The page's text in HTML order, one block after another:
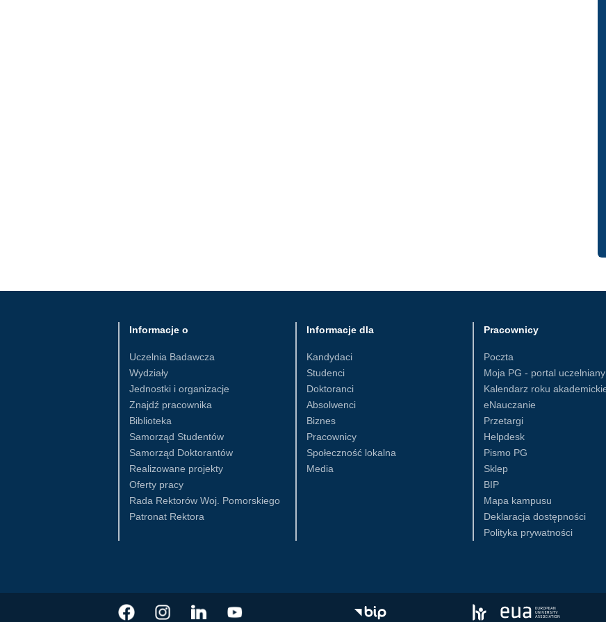
Informacje o
Uczelnia Badawcza
Wydziały
Jednostki i organizacje
Znajdź pracownika
Biblioteka
Samorząd Studentów
Samorząd Doktorantów
Realizowane projekty
Oferty pracy
Rada Rektorów Woj. Pomorskiego
Patronat Rektora
Informacje dla
Kandydaci
Studenci
Doktoranci
Absolwenci
Biznes
Pracownicy
Społeczność lokalna
Media
Pracownicy
Poczta
Moja PG - portal uczelniany
Kalendarz roku
eNauczanie
Przetargi
Helpdesk
Pismo PG
Sklep
BIP
Mapa kampusu
Deklaracja dostępności
Polityka prywatności